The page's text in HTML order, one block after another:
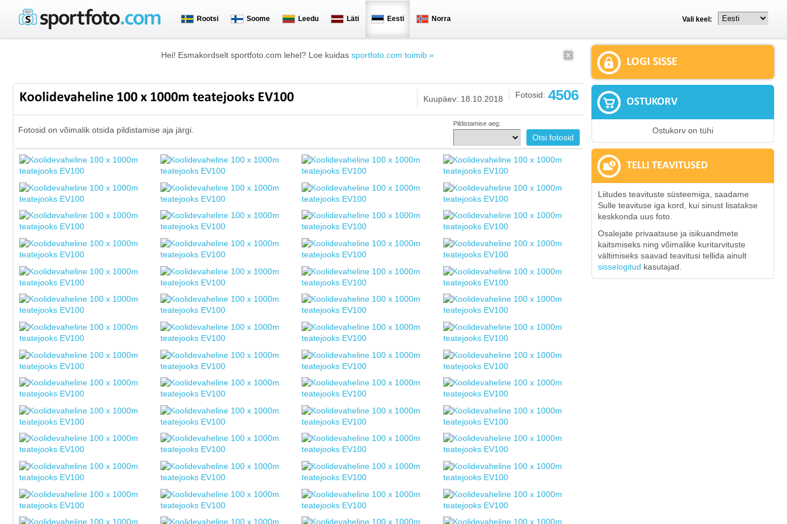
Rootsi Soome Leedu Läti Eesti Norra Vali keel:
Hei! Esmakordselt sportfoto.com lehel? Loe kuidas sportfoto.com toimib »
Koolidevaheline 100 x 1000m teatejooks EV100 Fotosid: 4506
Kuupäev: 18.10.2018
Fotosid on võimalik otsida pildistamise aja järgi.
Pildistamise aeg:
LOGI SISSE
OSTUKORV
Ostukorv on tühi
TELLI TEAVITUSED
Liitudes teavituste süsteemiga, saadame
Sulle teavituse iga kord, kui sinust lisatakse
keskkonda uus foto.
Osalejate privaatsuse ja isikuandmete
kaitsmiseks ning võimalike kuritarvituste
vältimiseks saavad teavitusi tellida ainult
sisselogitud kasutajad.